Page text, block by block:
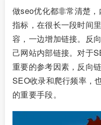
做seo优化都非常清楚
指标，在很长一段时间
容，一边增加链接。反
己网站内部链接。对于
重要的参考因素，反向
SEO收录和爬行频率，
的重要手段。